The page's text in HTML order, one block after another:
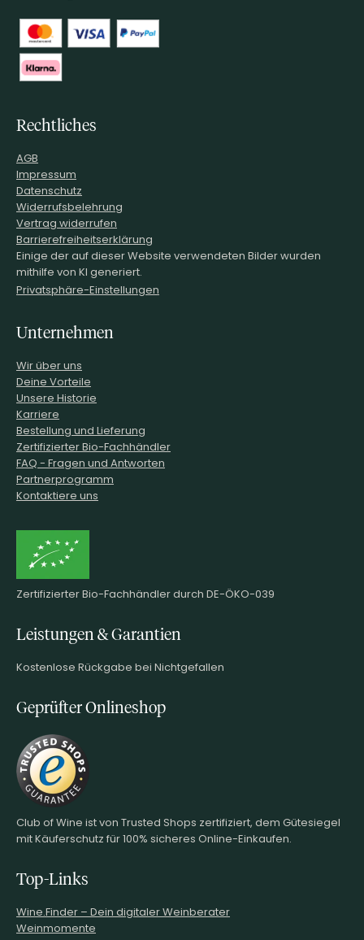
Rechtliches
AGB
Impressum
Datenschutz
Widerrufsbelehrung
Vertrag widerrufen
Barrierefreiheitserklärung
Einige der auf dieser Website verwendeten Bilder wurden
mithilfe von KI generiert.
Privatsphäre-Einstellungen
Unternehmen
Wir über uns
Deine Vorteile
Unsere Historie
Karriere
Bestellung und Lieferung
Zertifizierter Bio-Fachhändler
FAQ - Fragen und Antworten
Partnerprogramm
Kontaktiere uns
Zertifizierter Bio-Fachhändler durch DE-ÖKO-039
Leistungen & Garantien
Kostenlose Rückgabe bei Nichtgefallen
Geprüfter Onlineshop
Club of Wine ist von Trusted Shops zertifiziert, dem Gütesiegel
mit Käuferschutz für 100% sicheres Online-Einkaufen.
Top-Links
Wine.Finder – Dein digitaler Weinberater
Weinmomente